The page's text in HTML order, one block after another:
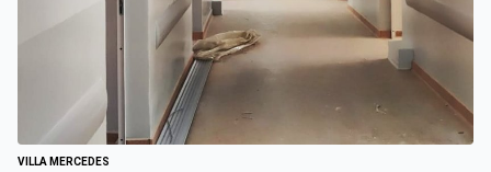
VILLA MERCEDES